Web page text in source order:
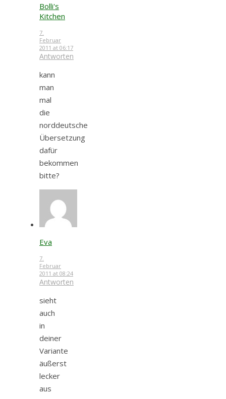
Bolli's
Kitchen
7.
Februar
2011 at 06:17
Antworten
kann
man
mal
die
norddeutsche
Übersetzung
dafür
bekommen
bitte?
Eva
7.
Februar
2011 at 08:24
Antworten
sieht
auch
in
deiner
Variante
äußerst
lecker
aus